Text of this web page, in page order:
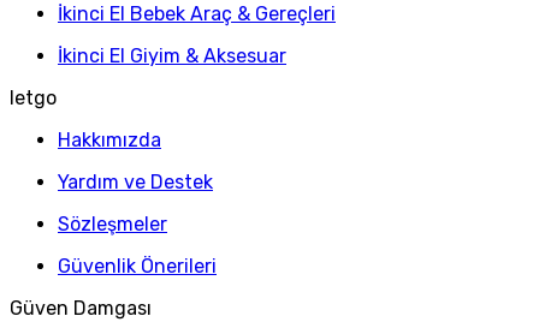
İkinci El Bebek Araç & Gereçleri
İkinci El Giyim & Aksesuar
letgo
Hakkımızda
Yardım ve Destek
Sözleşmeler
Güvenlik Önerileri
Güven Damgası